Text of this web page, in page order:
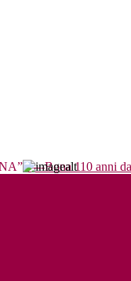
----Bona 110 anni